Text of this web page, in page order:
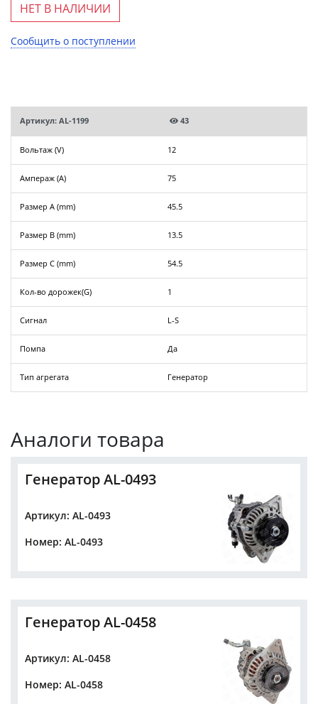
НЕТ В НАЛИЧИИ
Сообщить о поступлении
Артикул: AL-1199 43
Вольтаж (V) 12
Ампераж (A) 75
Размер A (mm) 45.5
Размер B (mm) 13.5
Размер C (mm) 54.5
Кол-во дорожек(G) 1
Сигнал L-S
Помпа Да
Тип агрегата Генератор
Аналоги товара
Генератор AL-0493
Артикул: AL-0493
Номер: AL-0493
Генератор AL-0458
Артикул: AL-0458
Номер: AL-0458